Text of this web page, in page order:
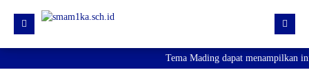
Tema Mading dapat menampilkan